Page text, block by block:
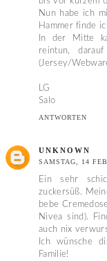
Nun habe ich
Hammer finde
In der Mitte
reintun,
(Jersey/
LG
Salo
ANTWORTEN
UNKNOWN
SAMSTAG, 14
Ein sehr
zuckersüß.
bebe
Nivea sind).
auch nix
Ich wünsche
Familie!